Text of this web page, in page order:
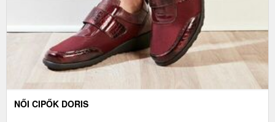
NŐI CIPŐK DORIS